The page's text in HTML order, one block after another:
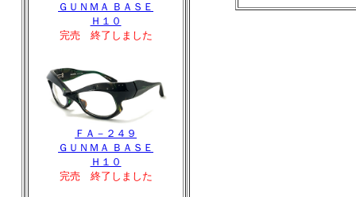
ＧＵＮＭＡ ＢＡＳＥ
Ｈ１０
完売 終了しました
ＦＡ－２４９
ＧＵＮＭＡ ＢＡＳＥ
Ｈ１０
完売 終了しました